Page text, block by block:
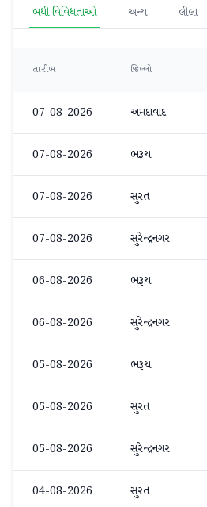
બધી વિવિધતાઓ અન્ય લીલા
તારીખ જિલ્લો
07-08-2026 અમદાવાદ
07-08-2026 ભરૂચ
07-08-2026 સુરત
07-08-2026 સુરેન્દ્રનગર
06-08-2026 ભરૂચ
06-08-2026 સુરેન્દ્રનગર
05-08-2026 ભરૂચ
05-08-2026 સુરત
05-08-2026 સુરેન્દ્રનગર
04-08-2026 સુરત